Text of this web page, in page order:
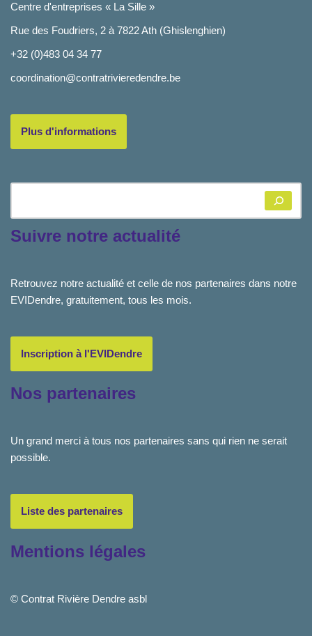
Centre d'entreprises « La Sille »
Rue des Foudriers, 2 à 7822 Ath (Ghislenghien)
+32 (0)483 04 34 77
coordination@contratrivieredendre.be
Plus d'informations
Suivre notre actualité
Retrouvez notre actualité et celle de nos partenaires dans notre
EVIDendre, gratuitement, tous les mois.
Inscription à l'EVIDendre
Nos partenaires
Un grand merci à tous nos partenaires sans qui rien ne serait
possible.
Liste des partenaires
Mentions légales
© Contrat Rivière Dendre asbl